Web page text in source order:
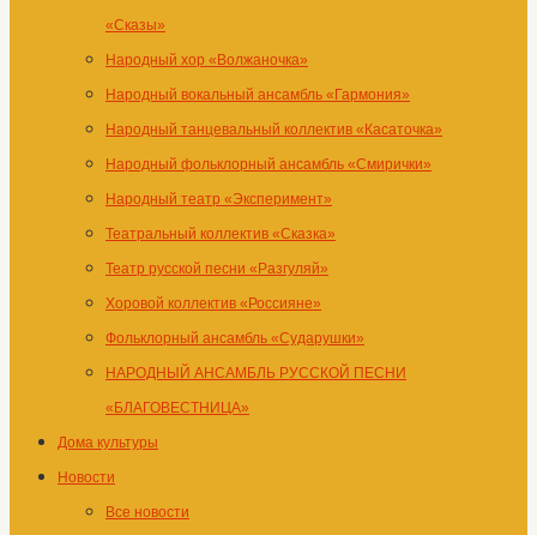
«Сказы»
Народный хор «Волжаночка»
Народный вокальный ансамбль «Гармония»
Народный танцевальный коллектив «Касаточка»
Народный фольклорный ансамбль «Смирички»
Народный театр «Эксперимент»
Театральный коллектив «Сказка»
Театр русской песни «Разгуляй»
Хоровой коллектив «Россияне»
Фольклорный ансамбль «Сударушки»
НАРОДНЫЙ АНСАМБЛЬ РУССКОЙ ПЕСНИ
«БЛАГОВЕСТНИЦА»
Дома культуры
Новости
Все новости